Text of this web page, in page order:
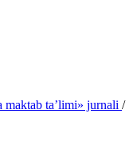
ta’limi» jurnali /